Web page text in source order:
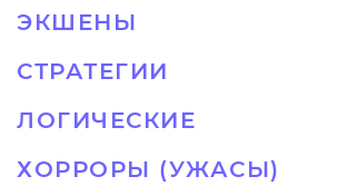
ЭКШЕНЫ
СТРАТЕГИИ
ЛОГИЧЕСКИЕ
ХОРРОРЫ (УЖАСЫ)